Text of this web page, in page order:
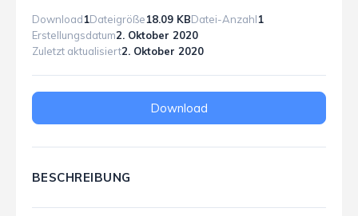
Download1Dateigröße18.09 KBDatei-Anzahl1
Erstellungsdatum2. Oktober 2020
Zuletzt aktualisiert2. Oktober 2020
Download
BESCHREIBUNG